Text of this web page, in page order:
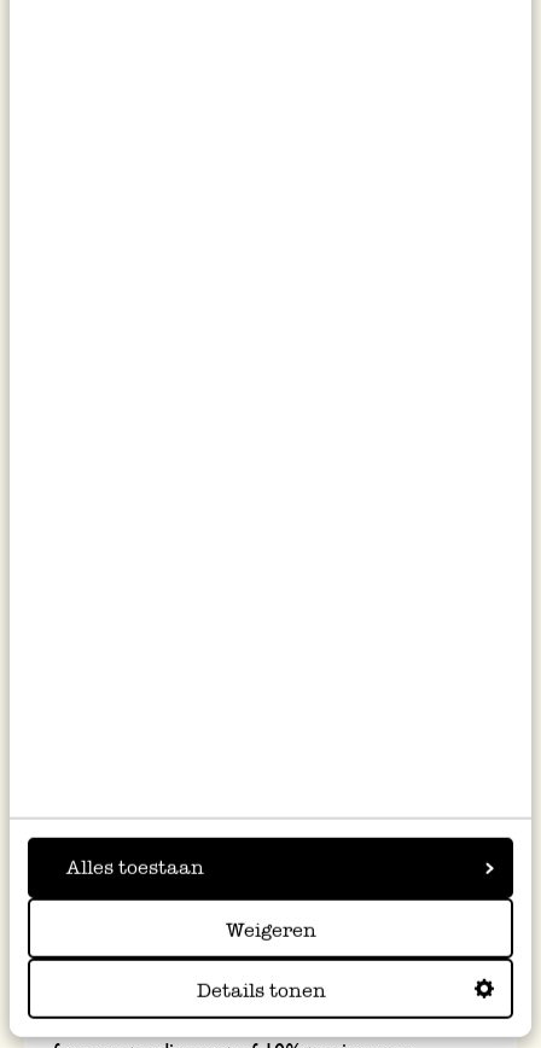
Alles toestaan
Weigeren
Details tonen
You will learn how you can make your own
At Dille & Kamille you can also buy beautiful